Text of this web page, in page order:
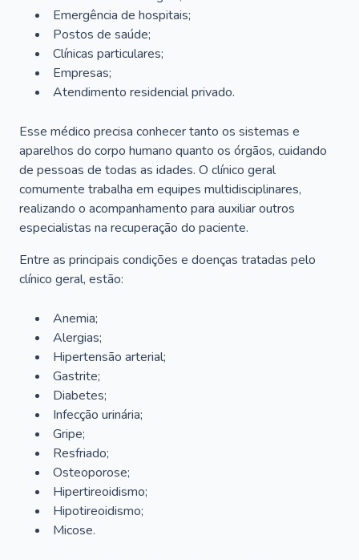
Emergência de hospitais;
Postos de saúde;
Clínicas particulares;
Empresas;
Atendimento residencial privado.
Esse médico precisa conhecer tanto os sistemas e
aparelhos do corpo humano quanto os órgãos, cuidando
de pessoas de todas as idades. O clínico geral
comumente trabalha em equipes multidisciplinares,
realizando o acompanhamento para auxiliar outros
especialistas na recuperação do paciente.
Entre as principais condições e doenças tratadas pelo
clínico geral, estão:
Anemia;
Alergias;
Hipertensão arterial;
Gastrite;
Diabetes;
Infecção urinária;
Gripe;
Resfriado;
Osteoporose;
Hipertireoidismo;
Hipotireoidismo;
Micose.